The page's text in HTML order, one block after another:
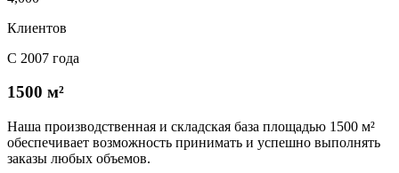
Клиентов
С 2007 года
1500 м²
Наша производственная и складская база площадью 1500 м²
обеспечивает возможность принимать и успешно выполнять
заказы любых объемов.